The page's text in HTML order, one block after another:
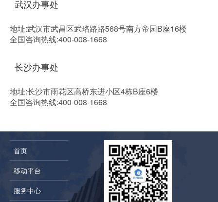
武汉办事处
地址:武汉市武昌区武珞路路568号南方帝园B座16楼
全国咨询热线:400-008-1668
长沙办事处
地址:长沙市雨花区高桥东进小区4栋B座6楼
全国咨询热线:400-008-1668
首页
移动平台
服务中心